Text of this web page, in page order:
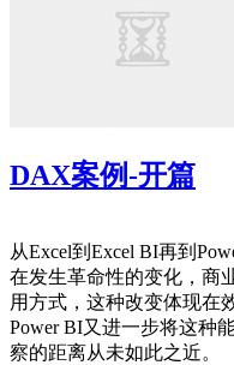
DAX案例-开篇
从Excel到Excel BI再到
在发生革命性的变化，商
用方式，这种改变体现在
Power BI又进一步将这种
察的距离从未如此之近。